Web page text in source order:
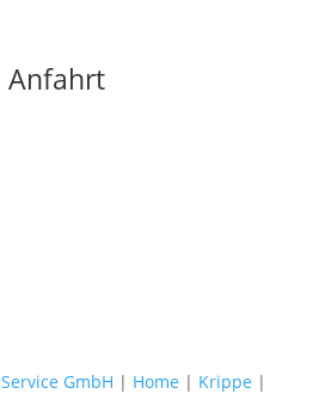
Anfahrt
GmbH | Home | Krippe |